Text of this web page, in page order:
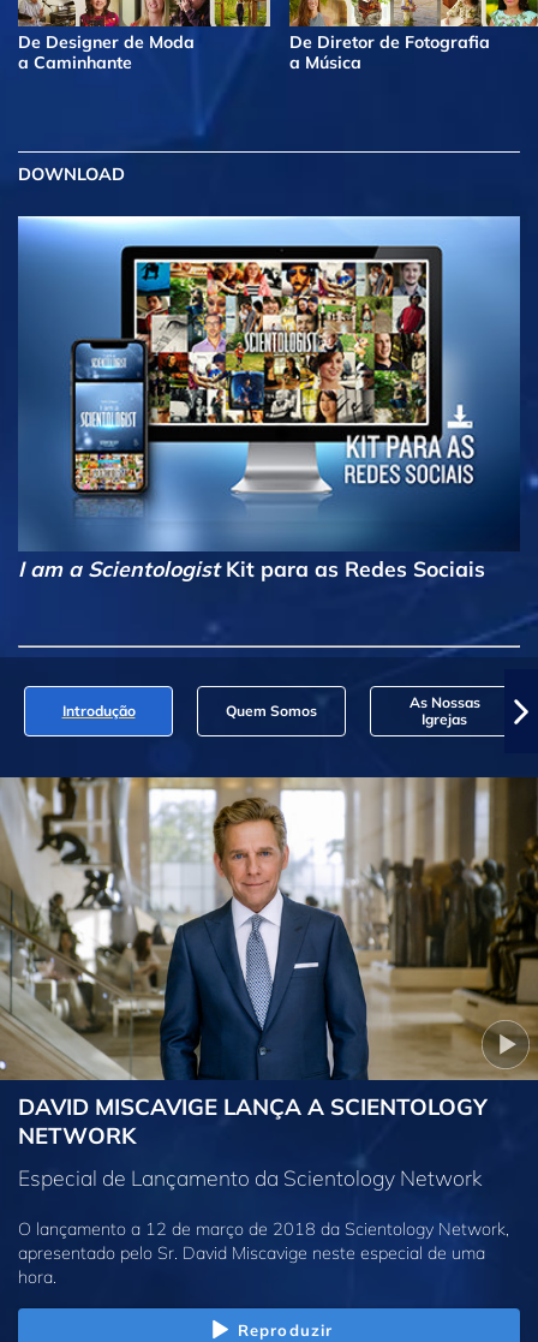
De Designer de Moda
a Caminhante
De Diretor de Fotografia
a Música
DOWNLOAD
I am a ScientologistKit para as Redes Sociais
Introdução Quem Somos
As Nossas
Igrejas
DAVID MISCAVIGE LANÇA A SCIENTOLOGY
NETWORK
Especial de Lançamento da Scientology Network
O lançamento a 12 de março de 2018 da Scientology Network,
apresentado pelo Sr. David Miscavige neste especial de uma
hora.
Reproduzir